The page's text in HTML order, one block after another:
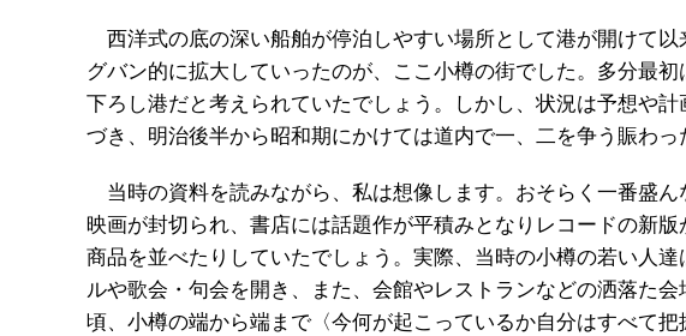
西洋式の底の深い船舶が停泊しやすい場所として港が開けて
グバン的に拡大していったのが、ここ小樽の街でした。多分最
下ろし港だと考えられていたでしょう。しかし、状況は予想や
づき、明治後半から昭和期にかけては道内で一、二を争う賑わっ
当時の資料を読みながら、私は想像します。おそらく一番盛ん
映画が封切られ、書店には話題作が平積みとなりレコードの新
商品を並べたりしていたでしょう。実際、当時の小樽の若い人
ルや歌会・句会を開き、また、会館やレストランなどの洒落た
頃、小樽の端から端まで〈今何が起こっているか自分はすべて